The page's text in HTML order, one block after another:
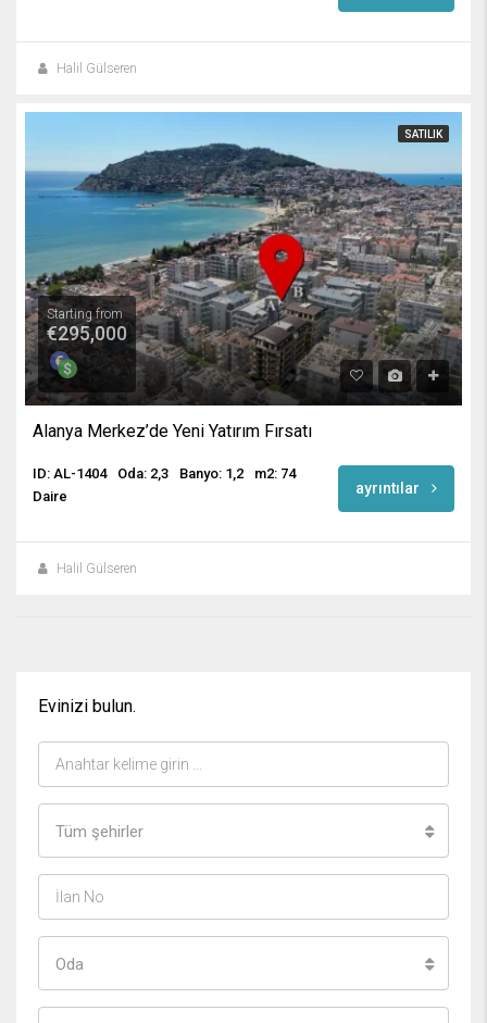
Halil Gülseren
SATILIK
Starting from
€295,000
Alanya Merkez’de Yeni Yatırım Fırsatı
ID: AL-1404 Oda: 2,3 Banyo: 1,2
m2: 74
Daire
ayrıntılar
Halil Gülseren
Evinizi bulun.
Tüm şehirler
Oda